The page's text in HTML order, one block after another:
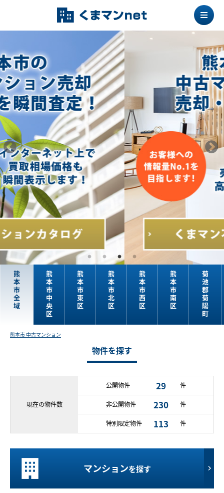
熊
本
市
全
域
熊
本
市
中
央
区
熊
本
市
東
区
熊
本
市
北
区
熊
本
市
西
区
熊
本
市
南
区
菊
池
郡
菊
陽
町
熊本市 中古マンション
物件を探す
現在の物件数
公開物件 29 件
非公開物件 230 件
特別限定物件 113 件
マンションを探す